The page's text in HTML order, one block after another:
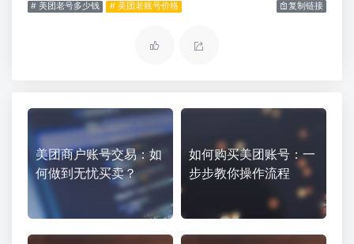
# 美团老号多少钱 # 美团老账号价格 复制链接
美团商户账号交易：如
何做到无忧买卖？
如何购买美团账号：一
步步教你操作流程